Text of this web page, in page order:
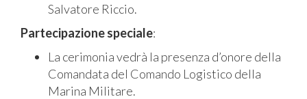
Salvatore Riccio.
Partecipazione speciale:
La cerimonia vedrà la presenza d’onore della
Comandata del Comando Logistico della
Marina Militare.